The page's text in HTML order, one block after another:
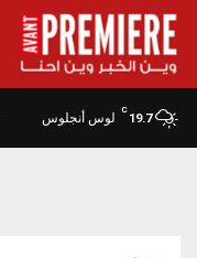
19.7
C
لوس أنجلوس